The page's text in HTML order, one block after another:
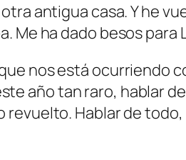
antigua casa. Y he
Me ha dado besos para
nos está ocurriendo
año tan raro, hablar
revuelto. Hablar de